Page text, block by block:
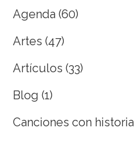
Agenda (60)
Artes (47)
Artículos (33)
Blog (1)
Canciones con historia